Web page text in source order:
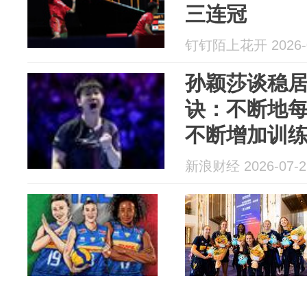
三连冠
钉钉陌上花开
孙颖莎谈稳
诀：不断地
不断增加训
新浪财经 2026-07-